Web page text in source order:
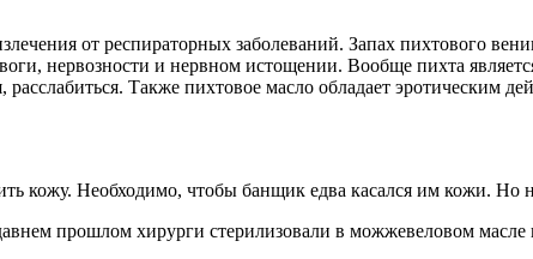
от респираторных заболеваний. Запах пихтового
нервозности и нервном истощении. Вообще пихта
Также пихтовое масло обладает эротическим
кожу. Необходимо, чтобы банщик едва касался им кожи. Но
прошлом хирурги стерилизовали в можжевеловом масле